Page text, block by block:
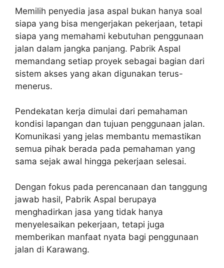
Memilih penyedia jasa aspal bukan hanya soal
siapa yang bisa mengerjakan pekerjaan, tetapi
siapa yang memahami kebutuhan penggunaan
jalan dalam jangka panjang. Pabrik Aspal
memandang setiap proyek sebagai bagian dari
sistem akses yang akan digunakan terus-
menerus.
Pendekatan kerja dimulai dari pemahaman
kondisi lapangan dan tujuan penggunaan jalan.
Komunikasi yang jelas membantu memastikan
semua pihak berada pada pemahaman yang
sama sejak awal hingga pekerjaan selesai.
Dengan fokus pada perencanaan dan tanggung
jawab hasil, Pabrik Aspal berupaya
menghadirkan jasa yang tidak hanya
menyelesaikan pekerjaan, tetapi juga
memberikan manfaat nyata bagi penggunaan
jalan di Karawang.